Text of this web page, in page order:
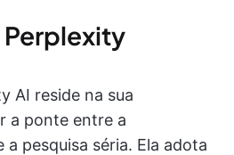
Perplexity
AI reside na sua
a ponte entre a
a pesquisa séria. Ela adota